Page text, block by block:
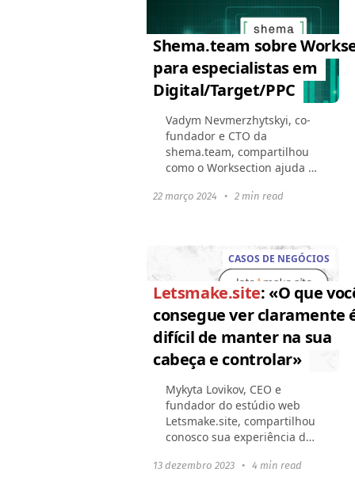
Shema.team sobre
para especialistas em
Digital/Target/PPC
Vadym Nevmerzhytskyi, co-
fundador e CTO da
shema.team, compartilhou
como o Worksection ajuda a
equipe de especialistas em
da natureza...
22 março 2024 • 2 min read
CASOS DE NEGÓCIOS
Letsmake.site: «O que
consegue ver claramente
difícil de manter na sua
cabeça e controlar»
Mykyta Lovikov, CEO e
fundador do estúdio web
Letsmake.site, compartilhou
conosco sua experiência de
disso, Mykyta falou sobre
13 dezembro 2023 • 4 min read